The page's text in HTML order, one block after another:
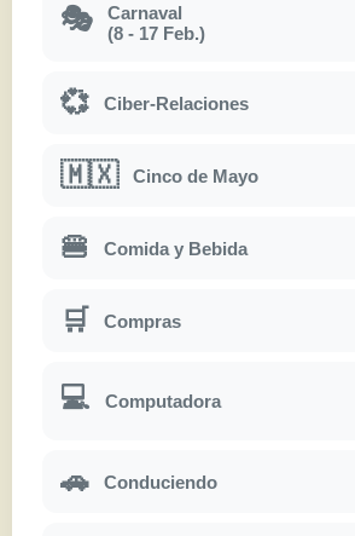
🎭
Carnaval
(8 - 17 Feb.)
💞 Ciber-Relaciones
🇲🇽 Cinco de Mayo
🍔 Comida y Bebida
🛒 Compras
💻 Computadora
🚗 Conduciendo